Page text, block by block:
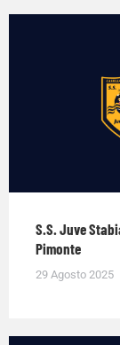
S.S. Juve
Pimonte
29 Agosto 2025